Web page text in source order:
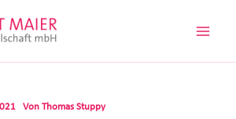
Von Thomas Stuppy